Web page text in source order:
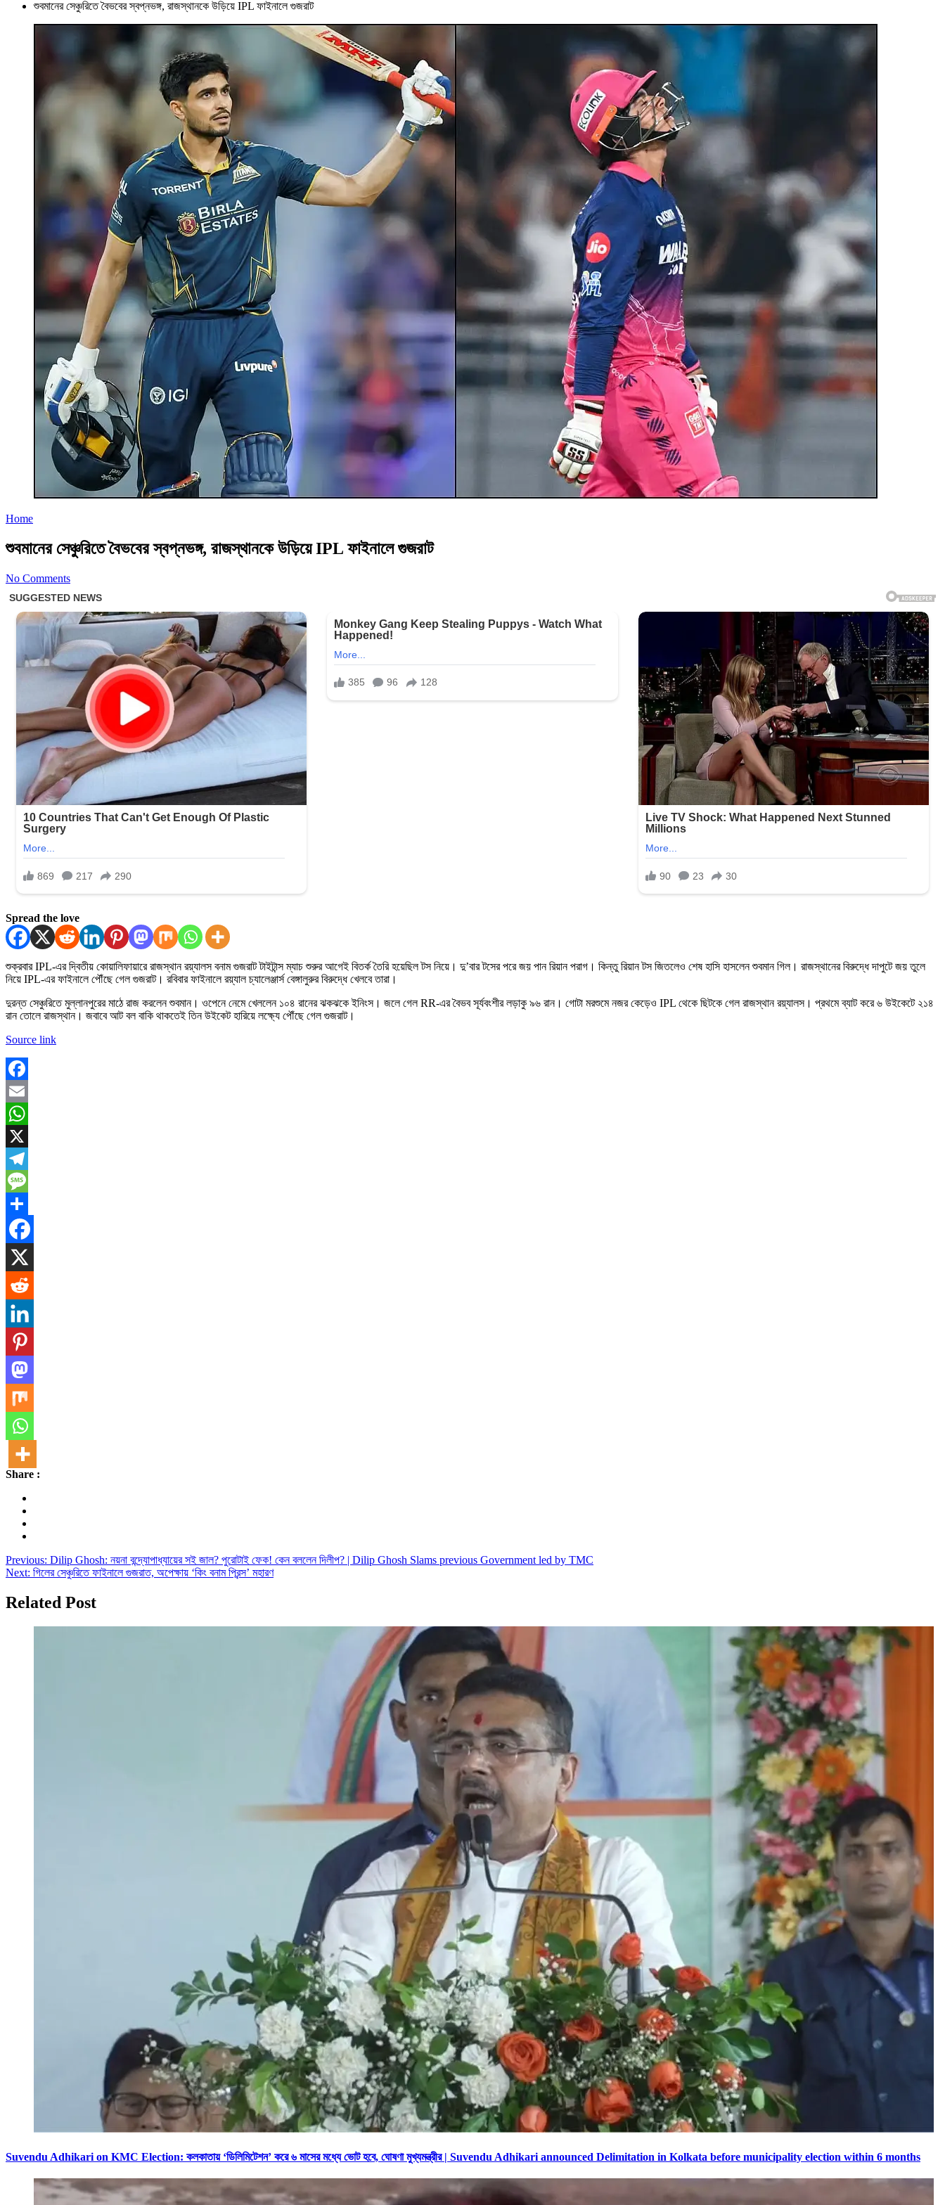
শুবমানের সেঞ্চুরিতে বৈভবের স্বপ্নভঙ্গ, রাজস্থানকে উড়িয়ে IPL ফাইনালে গুজরাট
Home
শুবমানের সেঞ্চুরিতে বৈভবের স্বপ্নভঙ্গ, রাজস্থানকে উড়িয়ে IPL ফাইনালে গুজরাট
No Comments
Spread the love
শুক্রবার IPL-এর দ্বিতীয় কোয়ালিফায়ারে রাজস্থান রয়্যালস বনাম গুজরাট টাইটান্স ম্যাচ শুরুর আগেই বিতর্ক তৈরি হয়েছিল টস নিয়ে। দু’বার টসের পরে জয় পান রিয়ান পরাগ। কিন্তু রিয়ান টস জিতলেও শেষ হাসি হাসলেন শুবমান গিল। রাজস্থানের বিরুদ্ধে দাপুটে জয় তুলে
নিয়ে IPL-এর ফাইনালে পৌঁছে গেল গুজরাট। রবিবার ফাইনালে রয়্যাল চ্যালেঞ্জার্স বেঙ্গালুরুর বিরুদ্ধে খেলবে তারা।
দুরন্ত সেঞ্চুরিতে মুল্লানপুরের মাঠে রাজ করলেন শুবমান। ওপেনে নেমে খেললেন ১০৪ রানের ঝকঝকে ইনিংস। জলে গেল RR-এর বৈভব সূর্যবংশীর লড়াকু ৯৬ রান। গোটা মরশুমে নজর কেড়েও IPL থেকে ছিটকে গেল রাজস্থান রয়্যালস। প্রথমে ব্যাট করে ৬ উইকেটে ২১৪
রান তোলে রাজস্থান। জবাবে আট বল বাকি থাকতেই তিন উইকেট হারিয়ে লক্ষ্যে পৌঁছে গেল গুজরাট।
Source link
Facebook
Email
WhatsApp
X
Telegram
Message
Share
Share :
Post
navigation
Previous: Dilip Ghosh: নয়না বন্দ্যোপাধ্যায়ের সই জাল? পুরোটাই ফেক! কেন বললেন দিলীপ? | Dilip Ghosh Slams previous Government led by TMC
Next: গিলের সেঞ্চুরিতে ফাইনালে গুজরাত, অপেক্ষায় ‘কিং বনাম প্রিন্স’ মহারণ
Related Post
Suvendu Adhikari on KMC Election: কলকাতায় ‘ডিলিমিটেশন’ করে ৬ মাসের মধ্যে ভোট হবে, ঘোষণা মুখ্যমন্ত্রীর | Suvendu Adhikari announced Delimitation in Kolkata before municipality election within 6 months